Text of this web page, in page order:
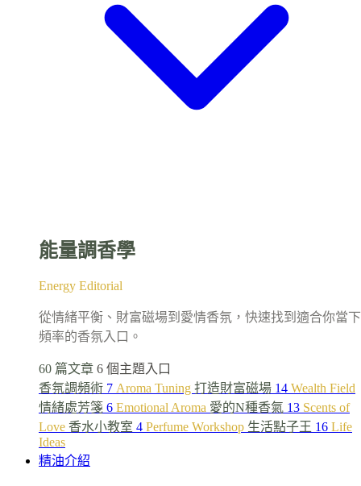
能量調香學
Energy Editorial
從情緒平衡、財富磁場到愛情香氛，快速找到適合你當下
頻率的香氛入口。
60 篇文章 6 個主題入口
香氛調頻術 7 Aroma Tuning 打造財富磁場 14 Wealth Field
情緒處芳箋 6 Emotional Aroma 愛的N種香氣 13 Scents of
Love 香水小教室 4 Perfume Workshop 生活點子王 16 Life
Ideas
精油介紹